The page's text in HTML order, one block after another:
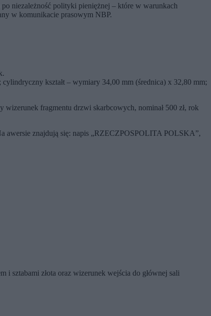
niezależność polityki pieniężnej – które w warunkach
w komunikacie prasowym NBP.
; cylindryczny kształt – wymiary 34,00 mm (średnica) x 32,80 mm;
fragmentu drzwi skarbcowych, nominał 500 zł, rok
znajdują się: napis „RZECZPOSPOLITA POLSKA”,
sztabami złota oraz wizerunek wejścia do głównej sali